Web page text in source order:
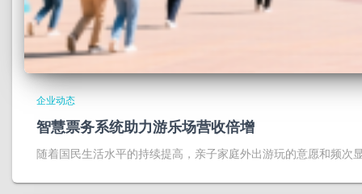
企业动态
智慧票务系统助力游乐场营收倍增
随着国民生活水平的持续提高，亲子家庭外出游玩的意愿和频次